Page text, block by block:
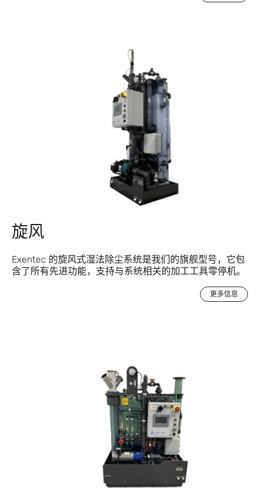
旋风
Exentec 的旋风式湿法除尘系统是我们的旗舰型号，它包
含了所有先进功能，支持与系统相关的加工工具零停机。
更多信息